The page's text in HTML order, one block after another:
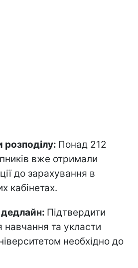
розподілу: Понад 212
вже отримали
до зарахування в
кабінетах.
Підтвердити
навчання та укласти
необхідно до